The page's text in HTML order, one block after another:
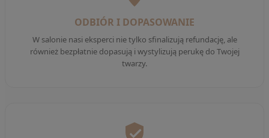
ODBIÓR I DOPASOWANIE
W salonie nasi eksperci nie tylko sfinalizują refundację, ale
również bezpłatnie dopasują i wystylizują perukę do Twojej
twarzy.